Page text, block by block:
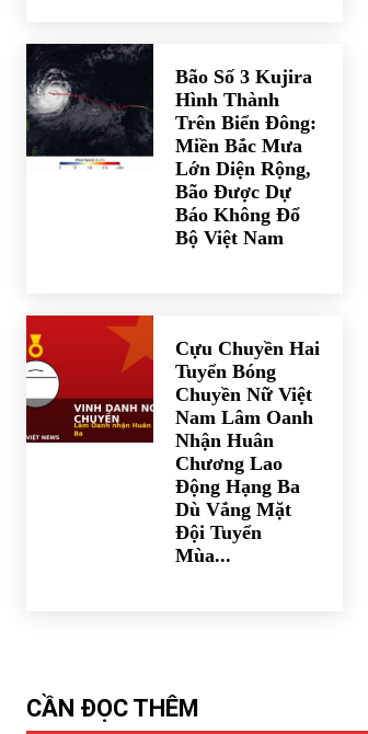
Bão Số 3 Kujira
Hình Thành
Trên Biển Đông:
Miền Bắc Mưa
Lớn Diện Rộng,
Bão Được Dự
Báo Không Đổ
Bộ Việt Nam
Cựu Chuyền Hai
Tuyển Bóng
Chuyền Nữ Việt
Nam Lâm Oanh
Nhận Huân
Chương Lao
Động Hạng Ba
Dù Vắng Mặt
Đội Tuyển
Mùa...
CẦN ĐỌC THÊM